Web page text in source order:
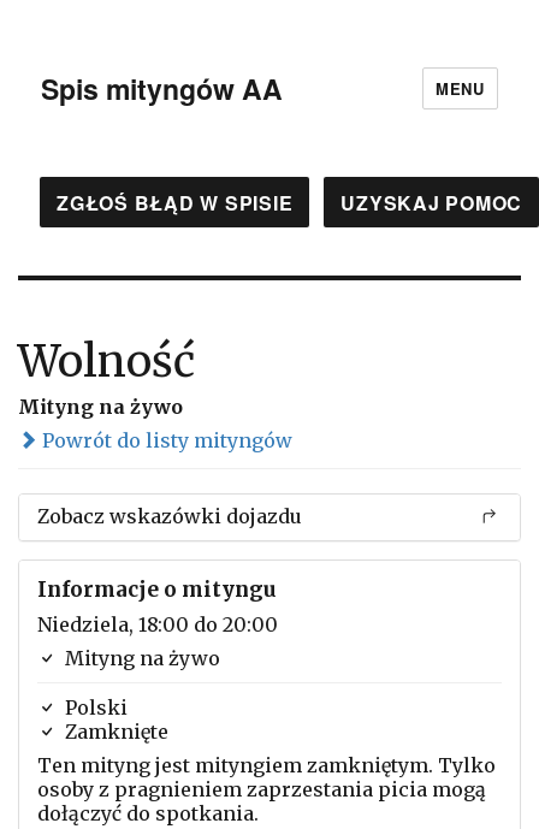
Spis mityngów AA MENU
ZGŁOŚ BŁĄD W SPISIE UZYSKAJ POMOC
Wolność
Mityng na żywo
Powrót do listy mityngów
Zobacz wskazówki dojazdu
Informacje o mityngu
Niedziela, 18:00 do 20:00
Mityng na żywo
Polski
Zamknięte
Ten mityng jest mityngiem zamkniętym. Tylko
osoby z pragnieniem zaprzestania picia mogą
dołączyć do spotkania.